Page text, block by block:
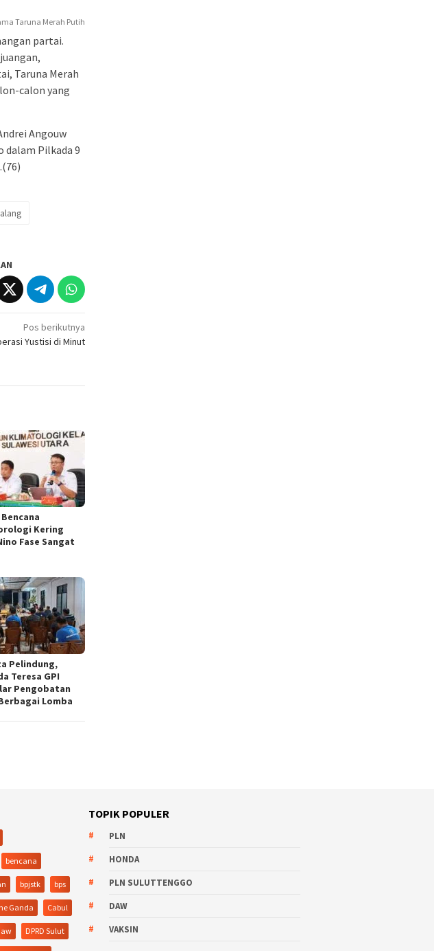
Taruna Merah Putih
partai.
Taruna Merah
calon yang
Angouw
dalam Pilkada 9
Pos berikutnya
Yustisi di Minut
Kering
Fase Sangat
Pelindung,
Teresa GPI
Pengobatan
Lomba
bencana
bpjstk bps
Ganda Cabul
DPRD Sulut
TOPIK POPULER
PLN
HONDA
PLN SULUTTENGGO
DAW
VAKSIN